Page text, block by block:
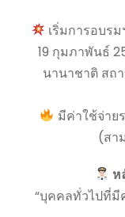
เริ่มการอบร
19 กุมภาพันธ์
นานาชาติ สถ
มีค่าใช้จ่าย
(สา
ห
“บุคคลทั่วไปที่มี